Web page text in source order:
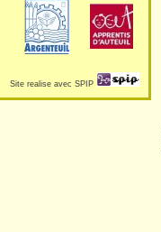
Site realise avec SPIP